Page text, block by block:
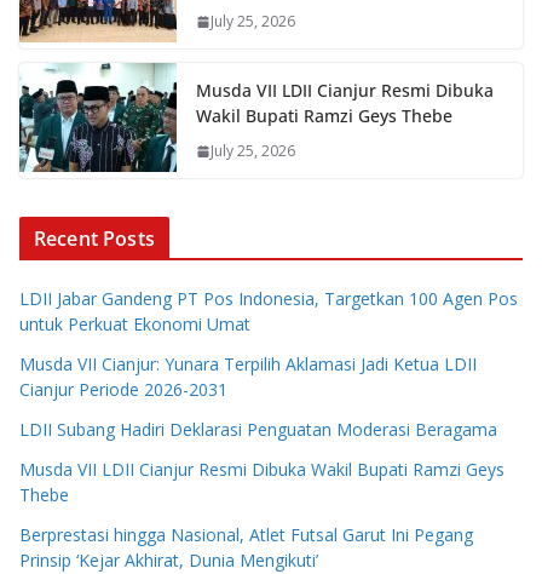
July 25, 2026
Musda VII LDII Cianjur Resmi Dibuka
Wakil Bupati Ramzi Geys Thebe
July 25, 2026
Recent Posts
LDII Jabar Gandeng PT Pos Indonesia, Targetkan 100 Agen Pos
untuk Perkuat Ekonomi Umat
Musda VII Cianjur: Yunara Terpilih Aklamasi Jadi Ketua LDII
Cianjur Periode 2026-2031
LDII Subang Hadiri Deklarasi Penguatan Moderasi Beragama
Musda VII LDII Cianjur Resmi Dibuka Wakil Bupati Ramzi Geys
Thebe
Berprestasi hingga Nasional, Atlet Futsal Garut Ini Pegang
Prinsip ‘Kejar Akhirat, Dunia Mengikuti’